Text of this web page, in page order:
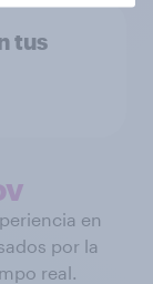
tus
en
por la
real.